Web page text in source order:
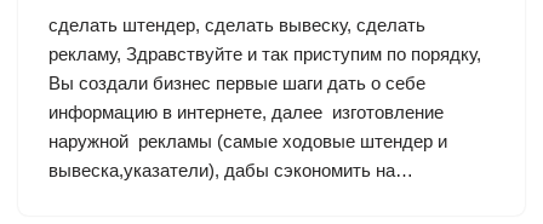
сделать штендер, сделать вывеску, сделать
рекламу, Здравствуйте и так приступим по порядку,
Вы создали бизнес первые шаги дать о себе
информацию в интернете, далее изготовление
наружной рекламы (самые ходовые штендер и
вывеска,указатели), дабы сэкономить на…